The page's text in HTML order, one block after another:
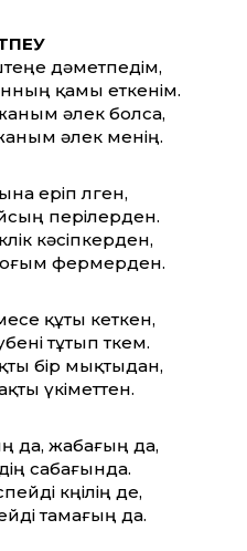
дәметпедім,
қамы еткенім.
әлек болса,
әлек менің.
еріп өлген,
перілерден.
кәсіпкерден,
фермерден.
құты кеткен,
тұтып өткем.
бір мықтыдан,
үкімет­тен.
да, жабағың да,
сабағында.
көңілің де,
тамағың да.